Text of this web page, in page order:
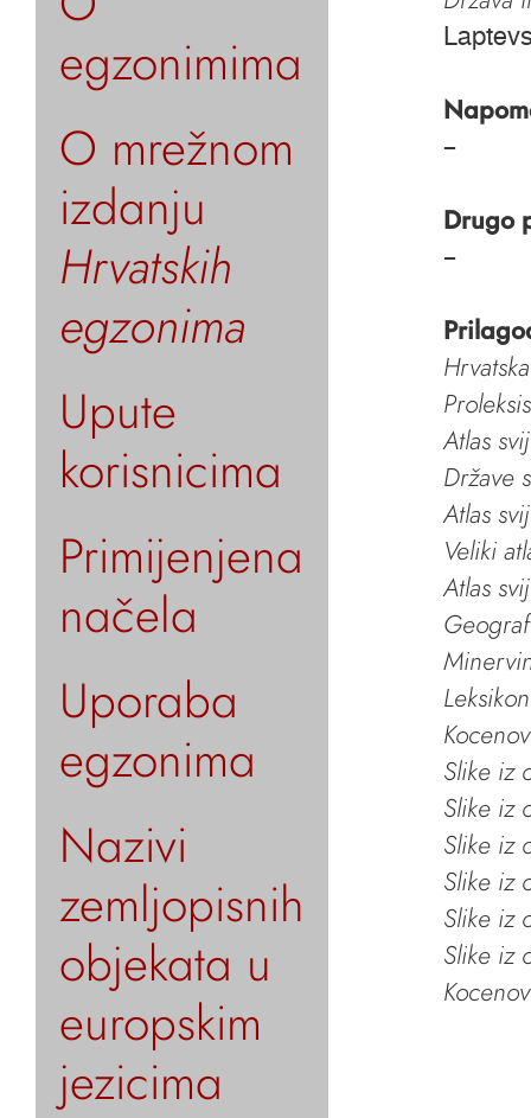
egzonimima
O mrežnom
izdanju
Hrvatskih
egzonima
Upute
korisnicima
Primijenjena
načela
Uporaba
egzonima
Nazivi
zemljopisnih
objekata u
europskim
jezicima
–
Drugo
–
Atlas
Države
Atlas
Veliki
Atlas
Slike iz
Slike iz
Slike iz
Slike iz
Slike iz
Slike iz